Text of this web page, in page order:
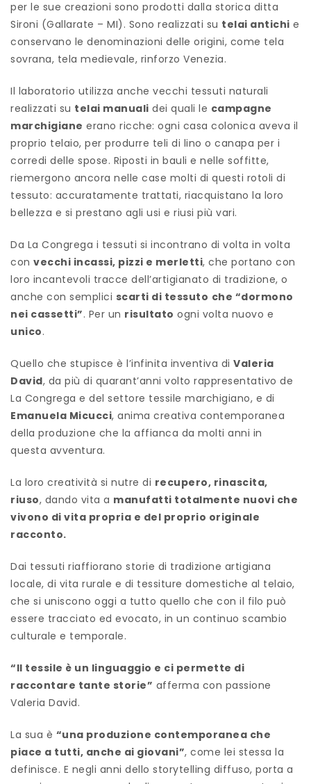
per le sue creazioni sono prodotti dalla storica ditta
Sironi (Gallarate – MI). Sono realizzati su telai antichi e
conservano le denominazioni delle origini, come tela
sovrana, tela medievale, rinforzo Venezia.
Il laboratorio utilizza anche vecchi tessuti naturali
realizzati su telai manuali dei quali le campagne
marchigiane erano ricche: ogni casa colonica aveva il
proprio telaio, per produrre teli di lino o canapa per i
corredi delle spose. Riposti in bauli e nelle soffitte,
riemergono ancora nelle case molti di questi rotoli di
tessuto: accuratamente trattati, riacquistano la loro
bellezza e si prestano agli usi e riusi più vari.
Da La Congrega i tessuti si incontrano di volta in volta
con vecchi incassi, pizzi e merletti, che portano con
loro incantevoli tracce dell’artigianato di tradizione, o
anche con semplici scarti di tessuto che “dormono
nei cassetti”. Per un risultato ogni volta nuovo e
unico.
Quello che stupisce è l’infinita inventiva di Valeria
David, da più di quarant’anni volto rappresentativo de
La Congrega e del settore tessile marchigiano, e di
Emanuela Micucci, anima creativa contemporanea
della produzione che la affianca da molti anni in
questa avventura.
La loro creatività si nutre di recupero, rinascita,
riuso, dando vita a manufatti totalmente nuovi che
vivono di vita propria e del proprio originale
racconto.
Dai tessuti riaffiorano storie di tradizione artigiana
locale, di vita rurale e di tessiture domestiche al telaio,
che si uniscono oggi a tutto quello che con il filo può
essere tracciato ed evocato, in un continuo scambio
culturale e temporale.
“Il tessile è un linguaggio e ci permette di
raccontare tante storie” afferma con passione
Valeria David.
La sua è “una produzione contemporanea che
piace a tutti, anche ai giovani”, come lei stessa la
definisce. E negli anni dello storytelling diffuso, porta a